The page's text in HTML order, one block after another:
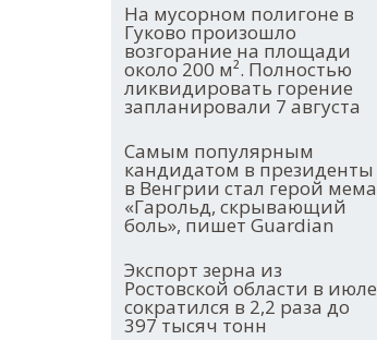
На мусорном полигоне в
Гуково произошло
возгорание на площади
около 200 м². Полностью
ликвидировать горение
запланировали 7 августа
Самым популярным
кандидатом в президенты
в Венгрии стал герой мема
«Гарольд, скрывающий
боль», пишет Guardian
Экспорт зерна из
Ростовской области в июле
сократился в 2,2 раза до
397 тысяч тонн